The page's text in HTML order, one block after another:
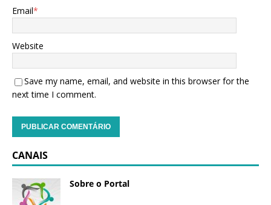
Email*
Website
Save my name, email, and website in this browser for the
next time I comment.
CANAIS
Sobre o Portal